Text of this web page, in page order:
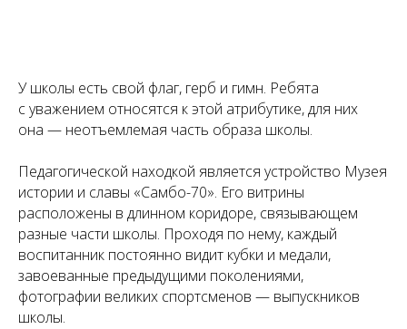
У школы есть свой флаг, герб и гимн. Ребята
с уважением относятся к этой атрибутике, для них
она — неотъемлемая часть образа школы.
Педагогической находкой является устройство Музея
истории и славы «Самбо-70». Его витрины
расположены в длинном коридоре, связывающем
разные части школы. Проходя по нему, каждый
воспитанник постоянно видит кубки и медали,
завоеванные предыдущими поколениями,
фотографии великих спортсменов — выпускников
школы.